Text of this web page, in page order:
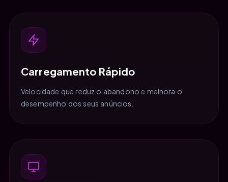
Carregamento Rápido
Velocidade que reduz o abandono e melhora o
desempenho dos seus anúncios.